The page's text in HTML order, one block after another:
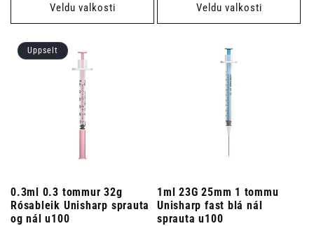
Veldu valkosti Veldu valkosti
Uppselt
0.3ml 0.3 tommur 32g
Rósableik Unisharp sprauta
og nál u100
1ml 23G 25mm 1 tommu
Unisharp fast blá nál
sprauta u100